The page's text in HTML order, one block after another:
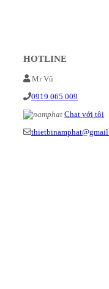
HOTLINE
Mr Vũ
0919 065 009
Chat với tôi